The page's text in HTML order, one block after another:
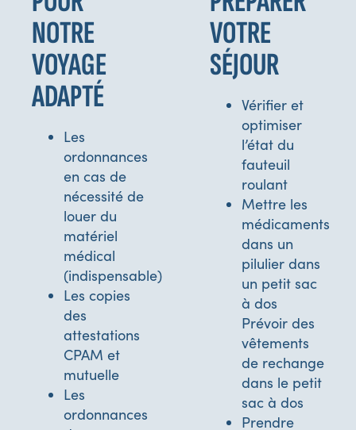
NOTRE
VOYAGE
ADAPTÉ
Les
ordonnances
en cas de
nécessité de
louer du
matériel
médical
(indispensable)
Les copies
des
attestations
CPAM et
mutuelle
Les
ordonnances
VOTRE
SÉJOUR
Vérifier et
optimiser
l’état du
fauteuil
roulant
Mettre les
médicaments
dans un
pilulier dans
un petit sac
à dos
Prévoir des
vêtements
de rechange
dans le petit
sac à dos
Prendre